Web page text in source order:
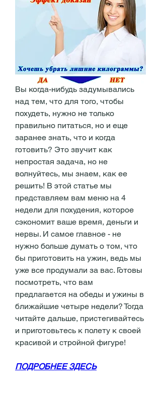
Вы когда-нибудь задумывались
над тем, что для того, чтобы
похудеть, нужно не только
правильно питаться, но и еще
заранее знать, что и когда
готовить? Это звучит как
непростая задача, но не
волнуйтесь, мы знаем, как ее
решить! В этой статье мы
представляем вам меню на 4
недели для похудения, которое
сэкономит ваше время, деньги и
нервы. И самое главное - не
нужно больше думать о том, что
бы приготовить на ужин, ведь мы
уже все продумали за вас. Готовы
посмотреть, что вам
предлагается на обеды и ужины в
ближайшие четыре недели? Тогда
читайте дальше, пристегивайтесь
и приготовьтесь к полету к своей
красивой и стройной фигуре!
ПОДРОБНЕЕ ЗДЕСЬ